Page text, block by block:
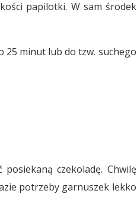
papilotki. W sam środek
25 minut lub do tzw. suchego
czekoladę. Chwilę
potrzeby garnuszek lekko